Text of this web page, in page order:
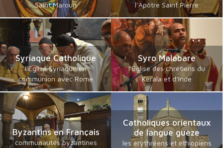
Saint Maroun
l’Apôtre Saint Pierre
Syriaque Catholique
l’Eglise Syriaque en
communion avec Rome
Syro Malabare
l’Eglise des chrétiens du
Kerala et d’Inde
Byzantins en Français
communautés byzantines
Catholiques orientaux
de langue guèze
les érythréens et éthiopiens